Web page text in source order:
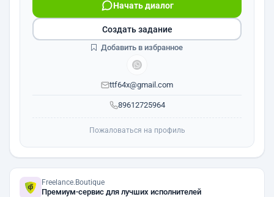
89612725964
Начать диалог
ttf64x@gmail.com
Создать задание
Добавить в избранное
Пожаловаться на профиль
Freelance.Boutique
Премиум-сервис для лучших исполнителей